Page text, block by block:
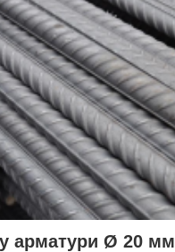
арматури Ø 20 мм